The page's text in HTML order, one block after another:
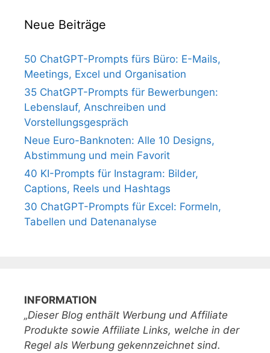
Neue Beiträge
50 ChatGPT-Prompts fürs Büro: E-Mails,
Meetings, Excel und Organisation
35 ChatGPT-Prompts für Bewerbungen:
Lebenslauf, Anschreiben und
Vorstellungsgespräch
Neue Euro-Banknoten: Alle 10 Designs,
Abstimmung und mein Favorit
40 KI-Prompts für Instagram: Bilder,
Captions, Reels und Hashtags
30 ChatGPT-Prompts für Excel: Formeln,
Tabellen und Datenanalyse
INFORMATION
„Dieser Blog enthält Werbung und Affiliate
Produkte sowie Affiliate Links, welche in der
Regel als Werbung gekennzeichnet sind.